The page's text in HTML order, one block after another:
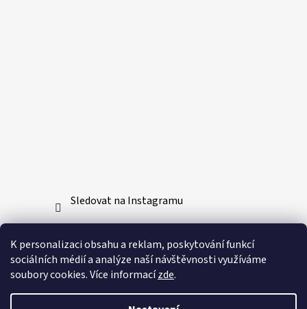
K personalizaci obsahu a reklam, poskytování funkcí
sociálních médií a analýze naší návštěvnosti využíváme
soubory cookies. Více informacízde.
Sledovat na Instagramu
Přijímáme online platby